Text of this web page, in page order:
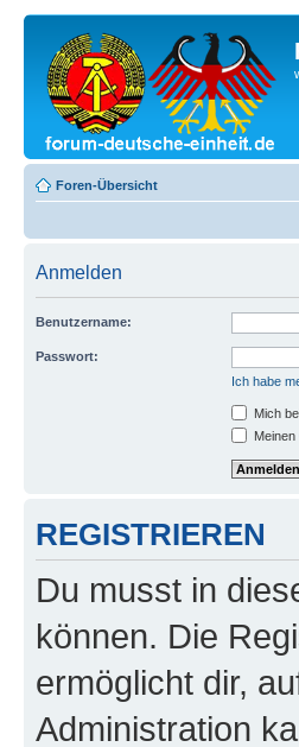
Foren-Übersicht
Anmelden
Benutzername:
Passwort:
Ich habe
Mich
REGISTRIEREN
Du musst in
können. Die
ermöglicht dir,
Administration